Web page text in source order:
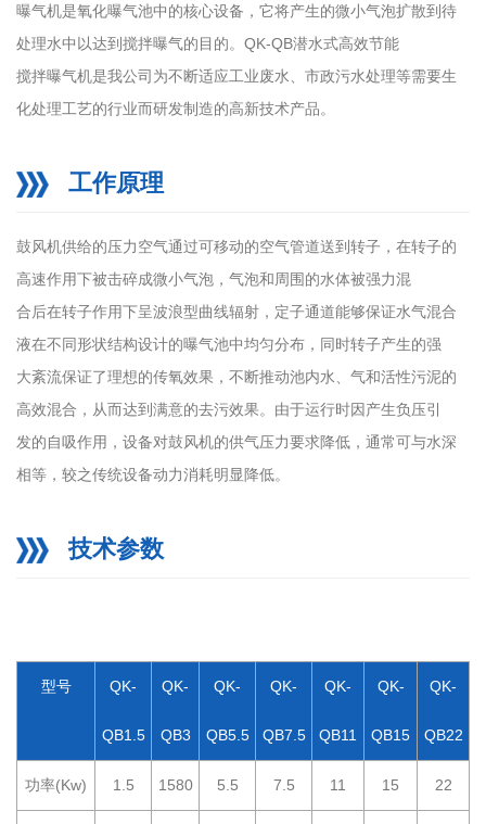
曝气机是氧化曝气池中的核心设备，它将产生的微小气泡扩散到待
处理水中以达到搅拌曝气的目的。QK-QB潜水式高效节能
搅拌曝气机是我公司为不断适应工业废水、市政污水处理等需要生
化处理工艺的行业而研发制造的高新技术产品。
工作原理
鼓风机供给的压力空气通过可移动的空气管道送到转子，在转子的
高速作用下被击碎成微小气泡，气泡和周围的水体被强力混
合后在转子作用下呈波浪型曲线辐射，定子通道能够保证水气混合
液在不同形状结构设计的曝气池中均匀分布，同时转子产生的强
大紊流保证了理想的传氧效果，不断推动池内水、气和活性污泥的
高效混合，从而达到满意的去污效果。由于运行时因产生负压引
发的自吸作用，设备对鼓风机的供气压力要求降低，通常可与水深
相等，较之传统设备动力消耗明显降低。
技术参数
型号 QK-
QB1.5
QK-
QB3
QK-
QB5.5
QK-
QB7.5
QK-
QB11
QK-
QB15
QK-
QB22
功率(Kw) 1.5 1580 5.5 7.5 11 15 22